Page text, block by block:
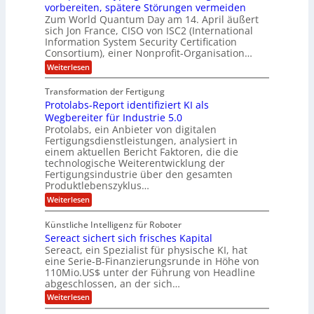
S
-
D
o
l
l
a
r
E
A
u
n
d
L
a
t
e
i
n
a
m
e
r
i
k
a
u
s
t
o
m
e
r
O
ff
c
e
t
K
o
m
p
e
t
e
z
n
t
r
u
m
f
ü
r
3
D
-
D
r
u
c
k
r
a
g
s
d
ä
m
p
e
f
ü
r
d
e
n
M
a
s
c
h
n
e
n
-
u
n
d
A
n
vorbereiten, spätere Störungen vermeiden
Zum World Quantum Day am 14. April äußert
sich Jon France, CISO von ISC2 (International
Information System Security Certification
Consortium), einer Nonprofit-Organisation…
Weiterlesen:
P
s
t
q
u
a
n
t
e
n
k
r
y
p
t
o
g
r
a
f
i
e
:
f
Transformation der Fertigung
Protolabs-Report identifiziert KI als
Wegbereiter für Industrie 5.0
Protolabs, ein Anbieter von digitalen
Fertigungsdienstleistungen, analysiert in
einem aktuellen Bericht Faktoren, die die
technologische Weiterentwicklung der
Fertigungsindustrie über den gesamten
Produktlebenszyklus…
Weiterlesen:
P
o
t
o
l
a
b
s
-
R
Künstliche Intelligenz für Roboter
Sereact sichert sich frisches Kapital
Sereact, ein Spezialist für physische KI, hat
eine Serie-B-Finanzierungsrunde in Höhe von
110Mio.US$ unter der Führung von Headline
abgeschlossen, an der sich…
Weiterlesen:
S